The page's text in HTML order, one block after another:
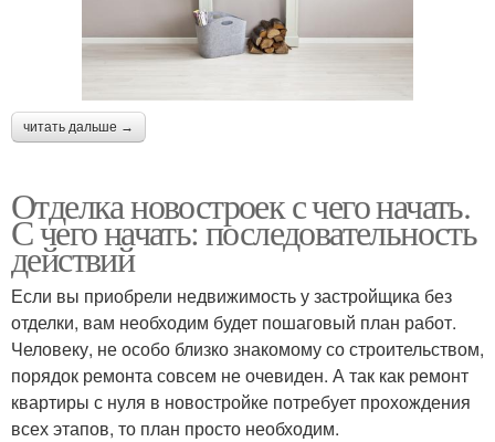
читать дальше →
Отделка новостроек с чего начать.
С чего начать: последовательность
действий
Если вы приобрели недвижимость у застройщика без
отделки, вам необходим будет пошаговый план работ.
Человеку, не особо близко знакомому со строительством,
порядок ремонта совсем не очевиден. А так как ремонт
квартиры с нуля в новостройке потребует прохождения
всех этапов, то план просто необходим.